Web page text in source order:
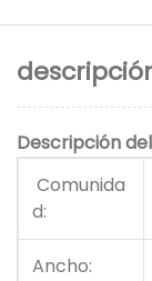
Descripción
Comunida
d:
Ancho: